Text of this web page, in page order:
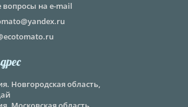
вопросы на e-mail
Новгородская область,